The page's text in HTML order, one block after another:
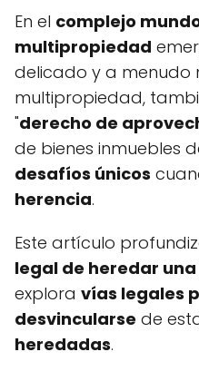
En el complejo
multipropiedad
delicado y a menudo
multipropiedad,
"derecho de
de bienes inmuebles
desafíos únicos
herencia.
Este artículo
legal de heredar
explora vías legales
desvincularse de
heredadas.